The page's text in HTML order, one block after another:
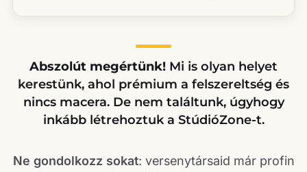
Abszolút megértünk! Mi is olyan helyet
kerestünk, ahol prémium a felszereltség és
nincs macera. De nem találtunk, úgyhogy
inkább létrehoztuk a StúdióZone-t.
Ne gondolkozz sokat: versenytársaid már profin